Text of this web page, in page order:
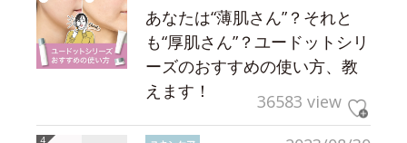
あなたは“薄肌さん”？それと
も“厚肌さん”？ユードットシリ
ーズのおすすめの使い方、教
えます！
36583 view